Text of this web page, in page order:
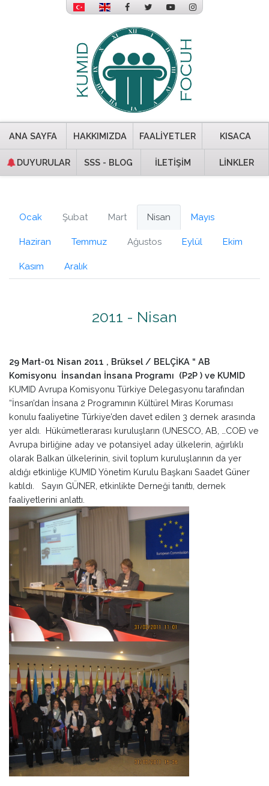
ANA SAYFA HAKKIMIZDA FAALİYETLER KISACA
DUYURULAR SSS - BLOG İLETİŞİM LİNKLER
Ocak Şubat Mart Nisan Mayıs
Haziran Temmuz Ağustos Eylül Ekim
Kasım Aralık
2011 - Nisan
29 Mart-01 Nisan 2011 , Brüksel / BELÇİKA “ AB
Komisyonu İnsandan İnsana Programı (P2P ) ve KUMID
KUMID Avrupa Komisyonu Türkiye Delegasyonu tarafından
“İnsan’dan İnsana 2 Programının Kültürel Miras Koruması
konulu faaliyetine Türkiye’den davet edilen 3 dernek arasında
yer aldı. Hükümetlerarası kuruluşların (UNESCO, AB, …COE) ve
Avrupa birliğine aday ve potansiyel aday ülkelerin, ağırlıklı
olarak Balkan ülkelerinin, sivil toplum kuruluşlarının da yer
aldığı etkinliğe KUMID Yönetim Kurulu Başkanı Saadet Güner
katıldı. Sayın GÜNER, etkinlikte Derneği tanıttı, dernek
faaliyetlerini anlattı.